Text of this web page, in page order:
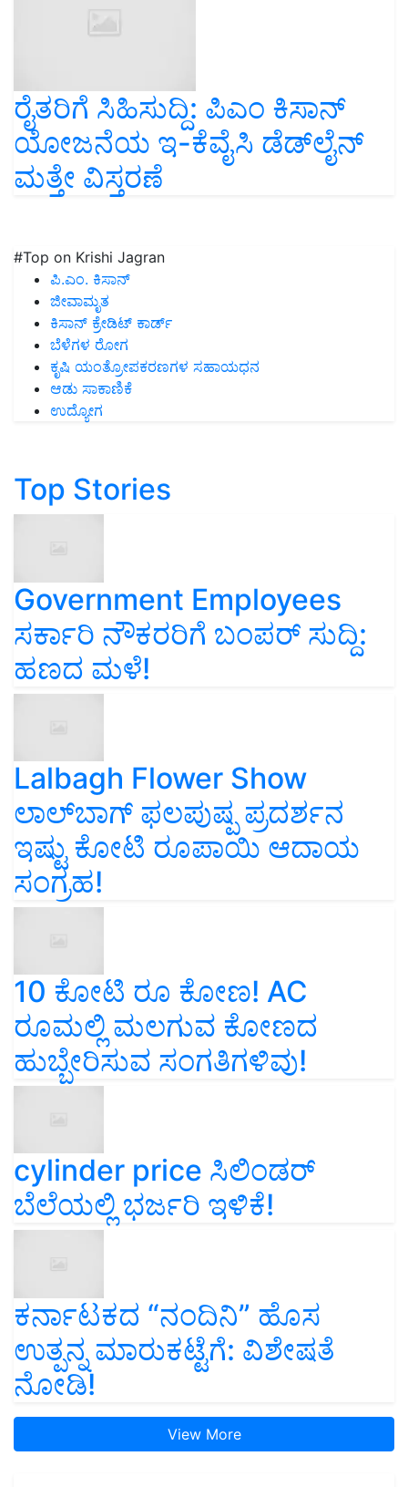
ರೈತರಿಗೆ ಸಿಹಿಸುದ್ದಿ: ಪಿಎಂ ಕಿಸಾನ್
ಯೋಜನೆಯ ಇ-ಕೆವೈಸಿ ಡೆಡ್‌ಲೈನ್
ಮತ್ತೇ ವಿಸ್ತರಣೆ
#Top on Krishi Jagran
ಪಿ.ಎಂ. ಕಿಸಾನ್
ಜೀವಾಮೃತ
ಕಿಸಾನ್ ಕ್ರೇಡಿಟ್ ಕಾರ್ಡ್
ಬೆಳೆಗಳ ರೋಗ
ಕೃಷಿ ಯಂತ್ರೋಪಕರಣಗಳ ಸಹಾಯಧನ
ಆಡು ಸಾಕಾಣಿಕೆ
ಉದ್ಯೋಗ
Top Stories
Government Employees
ಸರ್ಕಾರಿ ನೌಕರರಿಗೆ ಬಂಪರ್‌ ಸುದ್ದಿ:
ಹಣದ ಮಳೆ!
Lalbagh Flower Show
ಲಾಲ್‌ಬಾಗ್ ಫಲಪುಷ್ಪ ಪ್ರದರ್ಶನ
ಇಷ್ಟು ಕೋಟಿ ರೂಪಾಯಿ ಆದಾಯ
ಸಂಗ್ರಹ!
10 ಕೋಟಿ ರೂ ಕೋಣ! AC
ರೂಮಲ್ಲಿ ಮಲಗುವ ಕೋಣದ
ಹುಬ್ಬೇರಿಸುವ ಸಂಗತಿಗಳಿವು!
cylinder price ಸಿಲಿಂಡರ್‌
ಬೆಲೆಯಲ್ಲಿ ಭರ್ಜರಿ ಇಳಿಕೆ!
ಕರ್ನಾಟಕದ “ನಂದಿನಿ” ಹೊಸ
ಉತ್ಪನ್ನ ಮಾರುಕಟ್ಟೆಗೆ: ವಿಶೇಷತೆ
ನೋಡಿ!
View More